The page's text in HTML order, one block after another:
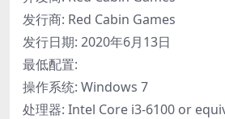
发行商: Red Cabin Games
发行日期: 2020年6月13日
最低配置:
操作系统: Windows 7
处理器: Intel Core i3-6100 or